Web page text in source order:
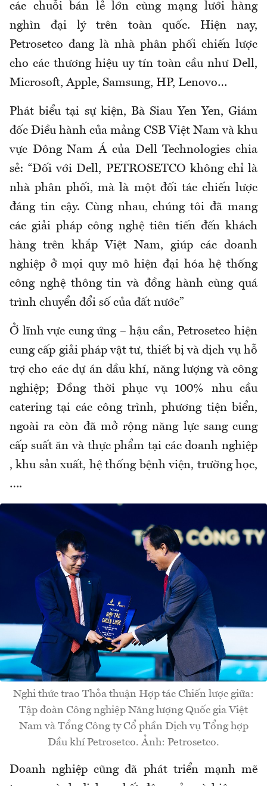
các chuỗi bán lẻ lớn cùng mạng lưới hàng
nghìn đại lý trên toàn quốc. Hiện nay,
Petrosetco đang là nhà phân phối chiến lược
cho các thương hiệu uy tín toàn cầu như Dell,
Microsoft, Apple, Samsung, HP, Lenovo…
Phát biểu tại sự kiện, Bà Siau Yen Yen, Giám
đốc Điều hành của mảng CSB Việt Nam và khu
vực Đông Nam Á của Dell Technologies chia
sẻ: “Đối với Dell, PETROSETCO không chỉ là
nhà phân phối, mà là một đối tác chiến lược
đáng tin cậy. Cùng nhau, chúng tôi đã mang
các giải pháp công nghệ tiên tiến đến khách
hàng trên khắp Việt Nam, giúp các doanh
nghiệp ở mọi quy mô hiện đại hóa hệ thống
công nghệ thông tin và đồng hành cùng quá
trình chuyển đổi số của đất nước”
Ở lĩnh vực cung ứng – hậu cần, Petrosetco hiện
cung cấp giải pháp vật tư, thiết bị và dịch vụ hỗ
trợ cho các dự án dầu khí, năng lượng và công
nghiệp; Đồng thời phục vụ 100% nhu cầu
catering tại các công trình, phương tiện biển,
ngoài ra còn đã mở rộng năng lực sang cung
cấp suất ăn và thực phẩm tại các doanh nghiệp
, khu sản xuất, hệ thống bệnh viện, trường học,
….
Nghi thức trao Thỏa thuận Hợp tác Chiến lược giữa:
Tập đoàn Công nghiệp Năng lượng Quốc gia Việt
Nam và Tổng Công ty Cổ phần Dịch vụ Tổng hợp
Dầu khí Petrosetco. Ảnh: Petrosetco.
Doanh nghiệp cũng đã phát triển mạnh mẽ